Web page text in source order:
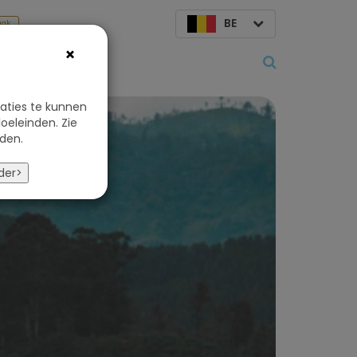
BE
Over ons
×
te kunnen
Zie